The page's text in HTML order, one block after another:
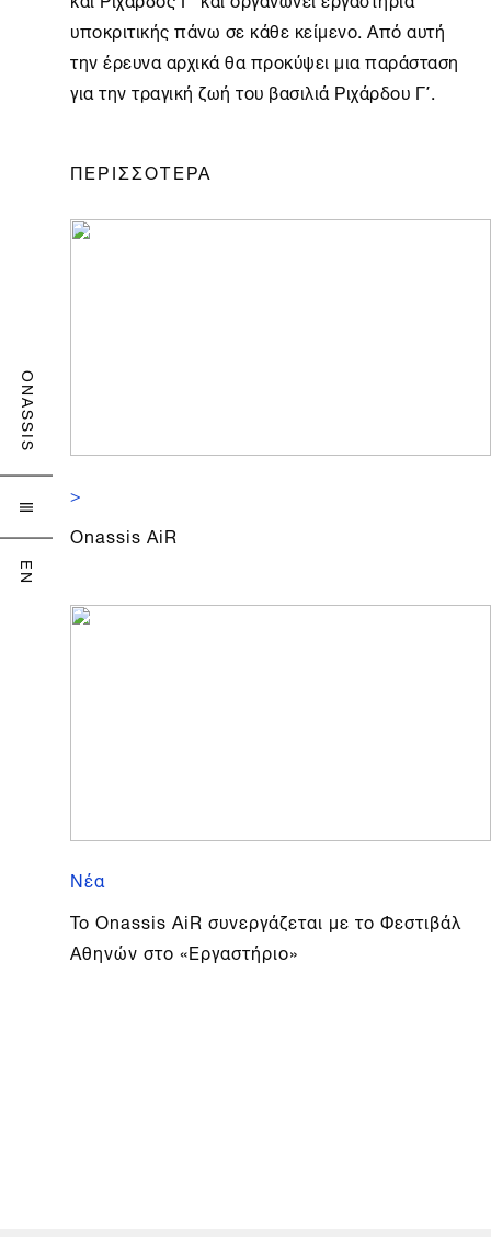
ONASSIS

EN
υποκριτικής πάνω σε κάθε κείμενο. Από αυτή
την έρευνα αρχικά θα προκύψει μια παράσταση
για την τραγική ζωή του βασιλιά Ριχάρδου Γ΄.
ΠΕΡΙΣΣΟΤΕΡΑ
>
Onassis AiR
Νέα
To Onassis AiR συνεργάζεται με το Φεστιβάλ
Αθηνών στο «Εργαστήριο»